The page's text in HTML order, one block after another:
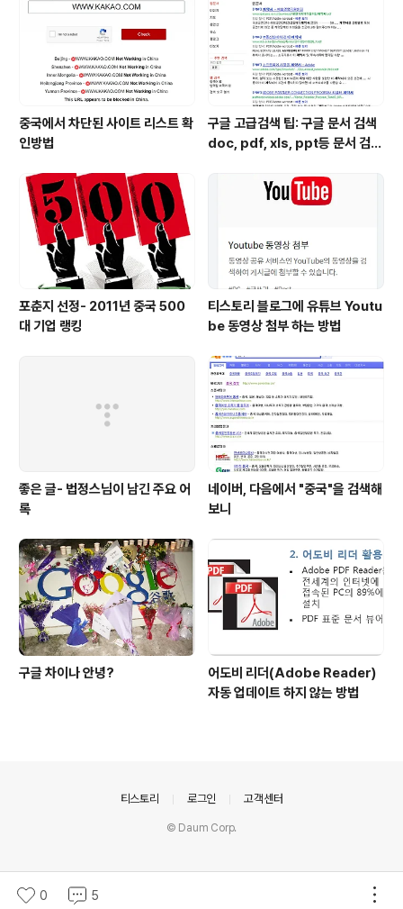
엇보다도 우정국의 직원들의 태도가 좋지 않기때문에 호응
을 얻는 수준은 아니다. 하지만 우정국을 통해서 물건을 배
달하면 어디든지 도착할 수 있기때문에 ..
중국에서 차단된 사이트 리스트 확
인방법
구글 고급검색 팁: 구글 문서 검색
doc, pdf, xls, ppt등 문서 검색
포춘지 선정- 2011년 중국 500
대 기업 랭킹
티스토리 블로그에 유튜브 Youtu
be 동영상 첨부 하는 방법
좋은 글- 법정스님이 남긴 주요 어
록
네이버, 다음에서 "중국"을 검색해
보니
구글 차이나 안녕?
어도비 리더(Adobe Reader)
자동 업데이트 하지 않는 방법
0 5
티스토리 로그인 고객센터
© Daum Corp.